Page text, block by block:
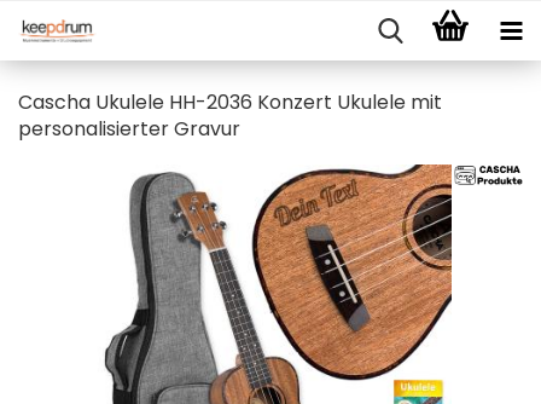
Cascha Ukulele HH-2036 Konzert Ukulele mit
personalisierter Gravur